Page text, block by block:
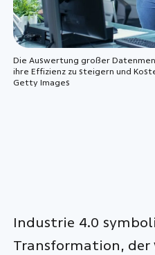
Die Auswertung großer
ihre Effizienz zu steigern und
Getty Images
Industrie 4.0
Transformation, der